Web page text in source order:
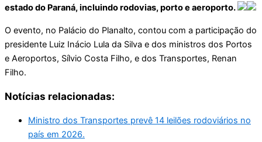
estado do Paraná, incluindo rodovias, porto e aeroporto.
O evento, no Palácio do Planalto, contou com a participação do
presidente Luiz Inácio Lula da Silva e dos ministros dos Portos
e Aeroportos, Sílvio Costa Filho, e dos Transportes, Renan
Filho.
Notícias relacionadas:
Ministro dos Transportes prevê 14 leilões rodoviários no
país em 2026.